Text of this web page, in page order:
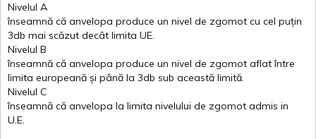
Nivelul A
înseamnă că anvelopa produce un nivel de zgomot cu cel puțin
3db mai scăzut decât limita UE.
Nivelul B
înseamnă că anvelopa produce un nivel de zgomot aflat între
limita europeană și până la 3db sub această limită.
Nivelul C
înseamnă că anvelopa la limita nivelului de zgomot admis in
U.E.